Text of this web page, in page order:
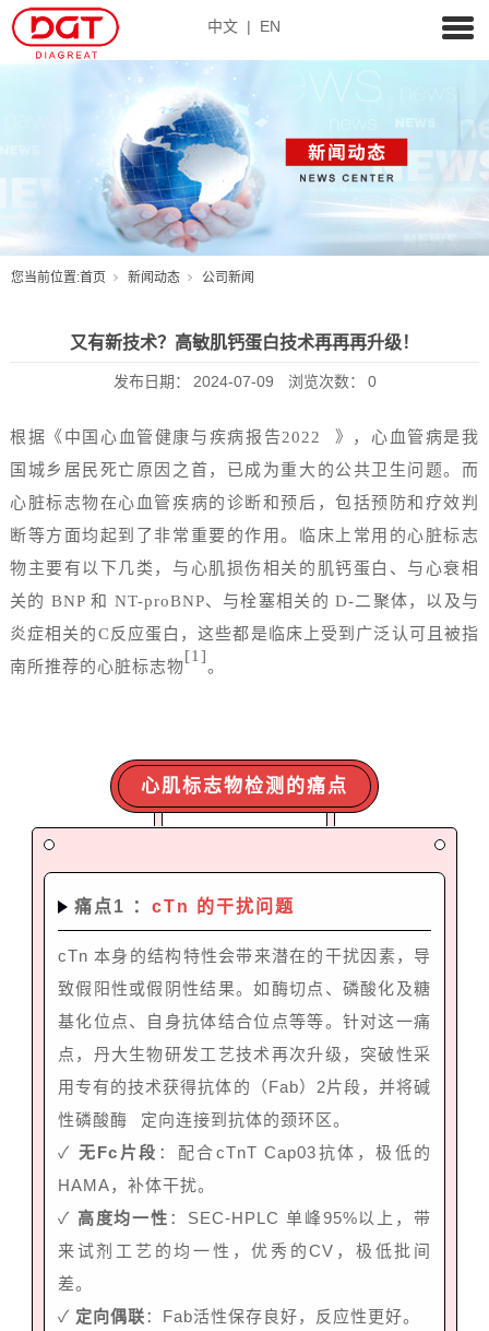
中文 | EN
您当前位置:首页 新闻动态 公司新闻
又有新技术？高敏肌钙蛋白技术再再再升级！
发布日期： 2024-07-09 浏览次数： 0
根据《 中国心血管健康与疾病报告2022
》，心血管病是我
国城乡居民死亡原因之首，已成为重大的公共卫生问题。而
心脏标志物在心血管疾病的诊断和预后，包括预防和疗效判
断等方面均起到了非常重要的作用。临床上常用的心脏标志
物主要有以下几类，与心肌损伤相关的肌钙蛋白、与心衰相
关的 BNP 和 NT-proBNP、与栓塞相关的 D-二聚体，以及与
炎症相关的C反应蛋白，这些都是临床上受到广泛认可且被指
南所推荐的心脏标志物
[1]
。
心肌标志物检测的痛点
痛点1 ： cTn 的干扰问题
cTn 本身的结构特性会带来潜在的干扰因素，导
致假阳性或假阴性结果。如酶切点、磷酸化及糖
基化位点、自身抗体结合位点等等。针对这一痛
点，丹大生物研发工艺技术再次升级，突破性采
用专有的技术获得抗体的（Fab）2片段，并将碱
性磷酸酶
定向连接到抗体的颈环区。
✓ 无Fc片段 ：配合cTnT Cap03抗体，极低的
HAMA，补体干扰。
✓ 高度均一性 ：SEC-HPLC 单峰95%以上，带
来试剂工艺的均一性，优秀的CV，极低批间
差。
✓ 定向偶联：Fab活性保存良好，反应性更好。